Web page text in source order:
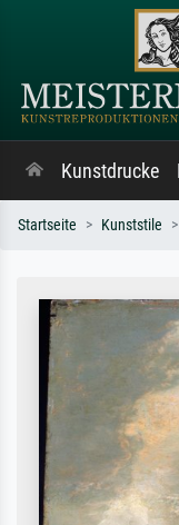
Kunstdrucke
Startseite Kunststile